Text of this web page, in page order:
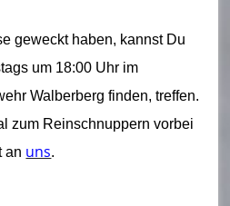
geweckt haben, kannst Du
um 18:00 Uhr im
Walberberg finden, treffen.
zum Reinschnuppern vorbei
an uns.